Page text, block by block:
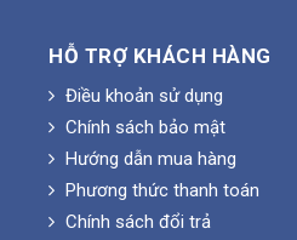
HỖ TRỢ KHÁCH HÀNG
Điều khoản sử dụng
Chính sách bảo mật
Hướng dẫn mua hàng
Phương thức thanh toán
Chính sách đổi trả